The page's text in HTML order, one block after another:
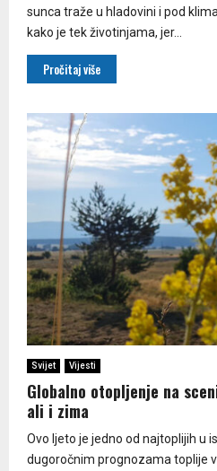
sunca traže u hladovini i pod
kako je tek životinjama, jer...
Pročitaj više
Svijet Vijesti
Globalno otopljenje na
ali i zima
Ovo ljeto je jedno od najtoplijih u
dugoročnim prognozama toplije